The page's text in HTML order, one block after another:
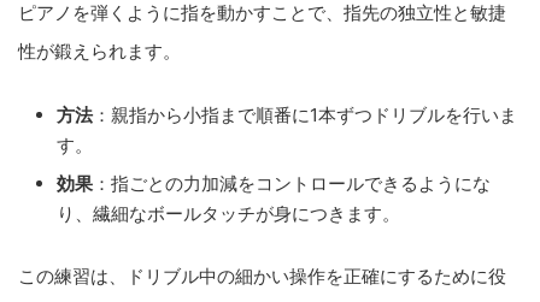
ピアノを弾くように指を動かすことで、指先の独立性と敏捷
性が鍛えられます。
方法：親指から小指まで順番に1本ずつドリブルを行いま
す。
効果 ：指ごとの力加減をコントロールできるようにな
り、繊細なボールタッチが身につきます。
この練習は、ドリブル中の細かい操作を正確にするために役